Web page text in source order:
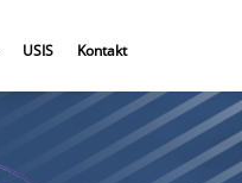
USIS Kontakt